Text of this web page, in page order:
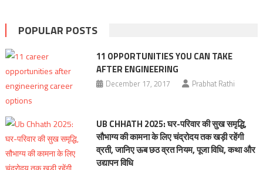
POPULAR POSTS
11 OPPORTUNITIES YOU CAN TAKE
AFTER ENGINEERING
December 17, 2017 Prabhat Rathi
UB CHHATH 2025: घर-परिवार की सुख समृद्धि,
सौभाग्य की कामना के लिए चंद्रोदय तक खड़ी रहेंगी
व्रती, जानिए ऊब छठ व्रत नियम, पूजा विधि, कथा और
उद्यापन विधि